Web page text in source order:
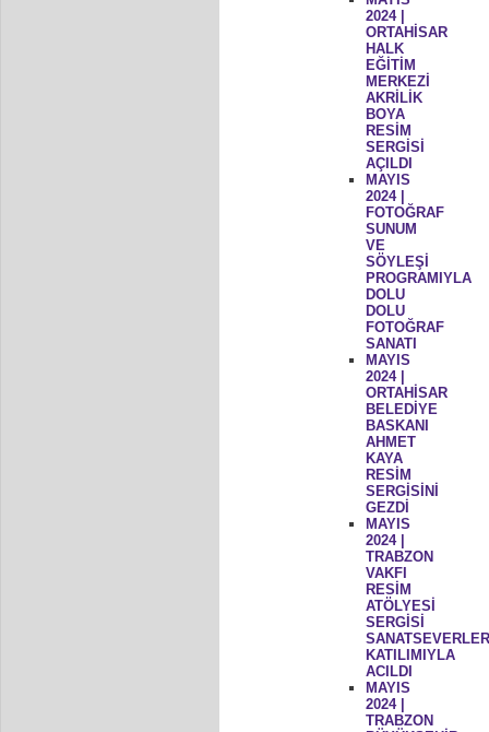
2024 |
ORTAHİSAR
HALK
EĞİTİM
MERKEZİ
AKRİLİK
BOYA
RESİM
SERGİSİ
AÇILDI
MAYIS
2024 |
FOTOĞRAF
SUNUM
VE
SÖYLEŞİ
PROGRAMIYLA
DOLU
DOLU
FOTOĞRAF
SANATI
MAYIS
2024 |
ORTAHİSAR
BELEDİYE
BASKANI
AHMET
KAYA
RESİM
SERGİSİNİ
GEZDİ
MAYIS
2024 |
TRABZON
VAKFI
RESİM
ATÖLYESİ
SERGİSİ
KATILIMIYLA
ACILDI
MAYIS
2024 |
TRABZON